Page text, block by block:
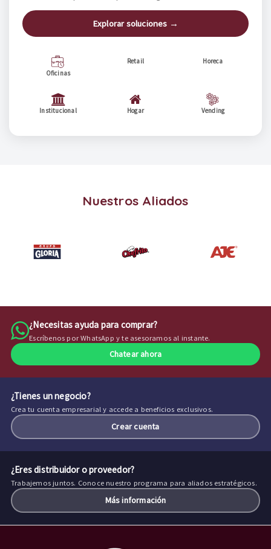
Explorar soluciones →
Oficinas
Retail Horeca
Institucional Hogar Vending
Nuestros Aliados
¿Necesitas ayuda para comprar?
Escríbenos por WhatsApp y te asesoramos al instante.
Chatear ahora
¿Tienes un negocio?
Crea tu cuenta empresarial y accede a beneficios exclusivos.
Crear cuenta
¿Eres distribuidor o proveedor?
Trabajemos juntos. Conoce nuestro programa para aliados estratégicos.
Más información